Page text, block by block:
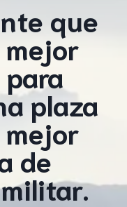
que
plaza
de